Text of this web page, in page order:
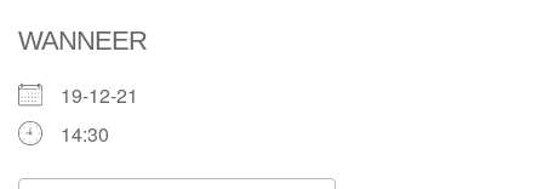
WANNEER
19-12-21
14:30